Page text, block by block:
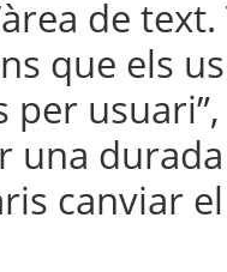
de
que els
per
una
canviar